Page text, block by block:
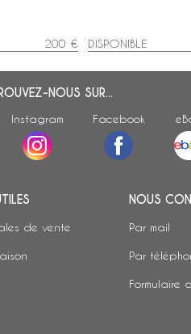
200 € DISPONIBLE
NOUS SUR...
Instagram Facebook
de vente
NOUS
Par mail
Par
Formulaire